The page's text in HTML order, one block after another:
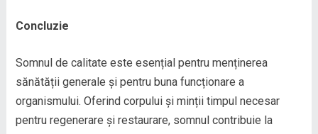
Concluzie
Somnul de calitate este esențial pentru menținerea
sănătății generale și pentru buna funcționare a
organismului. Oferind corpului și minții timpul necesar
pentru regenerare și restaurare, somnul contribuie la